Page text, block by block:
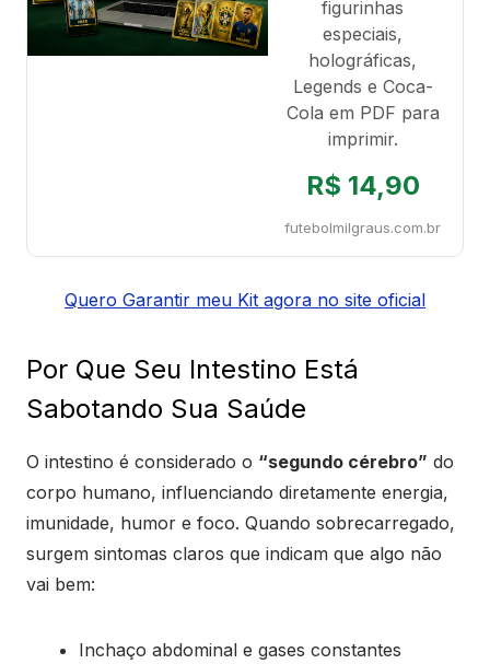
figurinhas
especiais,
holográficas,
Legends e Coca-
Cola em PDF para
imprimir.
R$ 14,90
futebolmilgraus.com.br
Quero Garantir meu Kit agora no site oficial
Por Que Seu Intestino Está
Sabotando Sua Saúde
O intestino é considerado o “segundo cérebro” do
corpo humano, influenciando diretamente energia,
imunidade, humor e foco. Quando sobrecarregado,
surgem sintomas claros que indicam que algo não
vai bem:
Inchaço abdominal e gases constantes